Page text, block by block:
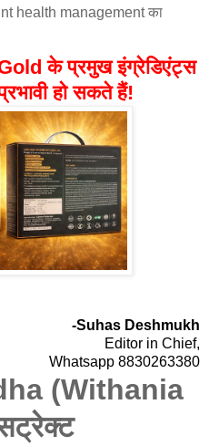
health management का
के प्रमुख इंग्रेडिएंट्स
हो सकते हैं!
-Suhas Deshmukh
Editor in Chief,
Whatsapp 8830263380
(Withania